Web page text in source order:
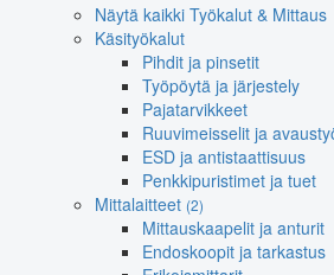
Näytä kaikki Työkalut & Mittaus
Käsityökalut
Pihdit ja pinsetit
Työpöytä ja järjestely
Pajatarvikkeet
Ruuvimeisselit ja
ESD ja antistaattisuus
Penkkipuristimet ja tuet
Mittalaitteet (2)
Mittauskaapelit ja anturit
Endoskoopit ja tarkastus